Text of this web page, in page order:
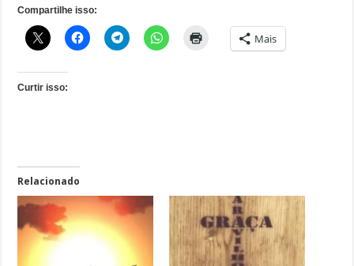
Compartilhe isso:
Mais
Curtir isso:
Relacionado